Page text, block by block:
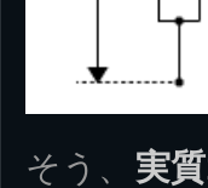
そう、 実